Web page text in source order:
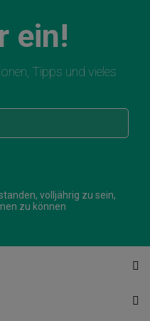
ein!
Tipps und vieles
volljährig zu sein,
zu können